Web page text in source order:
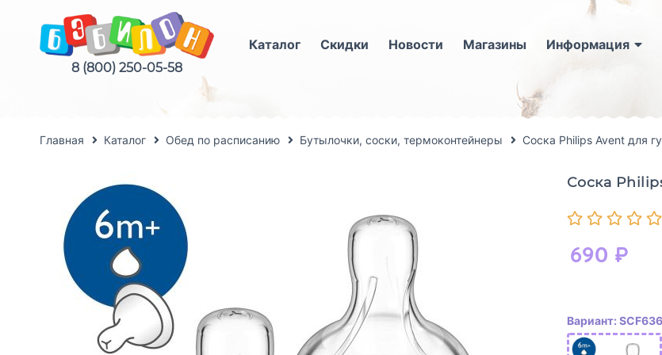
8 (800) 250-05-58
Каталог Скидки Новости Магазины Информация
Главная Каталог Обед по расписанию Бутылочки, соски, термоконтейнеры Соска Philips Avent для
Соска
690 ₽
Вариант: